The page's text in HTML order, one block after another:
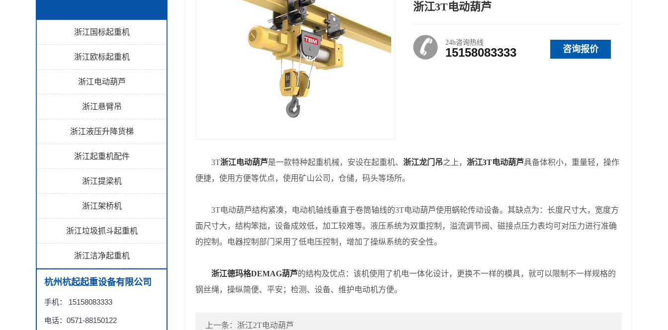
浙江国标起重机
浙江欧标起重机
浙江电动葫芦
浙江悬臂吊
浙江液压升降货梯
浙江起重机配件
浙江提梁机
浙江架桥机
浙江垃圾抓斗起重机
浙江洁净起重机
杭州杭起起重设备有限公司
手机： 15158083333
电话：0571-88150122
浙江3T电动葫芦
咨询报价
24h咨询热线
15158083333
3T浙江电动葫芦是一款特种起重机械，安设在起重机、 浙江龙门吊之上， 浙江3T电动葫芦具备体积小，重量轻，操作
便捷，使用方便等优点，使用矿山公司，仓储，码头等场所。
3T电动葫芦结构紧凑，电动机轴线垂直于卷筒轴线的3T电动葫芦使用蜗轮传动设备。其缺点为：长度尺寸大，宽度方
面尺寸大，结构笨拙，设备成效低，加工较难等。液压系统为双重控制，溢流调节阀、磁接点压力表均可对压力进行准确
的控制。电器控制部门采用了低电压控制，增加了操纵系统的安全性。
浙江德玛格DEMAG葫芦的结构及优点：该机使用了机电一体化设计，更换不一样的模具，就可以限制不一样规格的
钢丝绳，操纵简便、平安；检测、设备、维护电动机方便。
上一条： 浙江2T电动葫芦